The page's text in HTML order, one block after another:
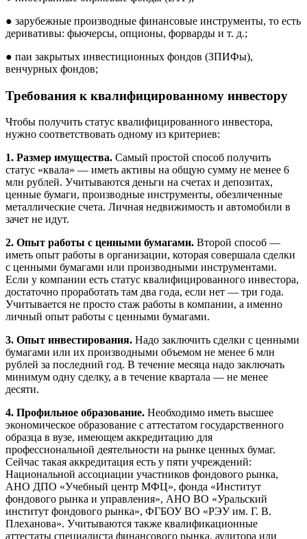
● зарубежные производные финансовые инструменты, то есть
деривативы: фьючерсы, опционы, форварды и т. д.;
● паи закрытых инвестиционных фондов (ЗПИФы),
венчурных фондов;
Требования к квалифицированному инвестору
Чтобы получить статус квалифицированного инвестора,
нужно соответствовать одному из критериев:
1. Размер имущества. Самый простой способ получить
статус «квала» — иметь активы на общую сумму не менее 6
млн рублей. Учитываются деньги на счетах и депозитах,
ценные бумаги, производные инструменты, обезличенные
металлические счета. Личная недвижимость и автомобили в
зачет не идут.
2. Опыт работы с ценными бумагами. Второй способ —
иметь опыт работы в организации, которая совершала сделки
с ценными бумагами или производными инструментами.
Если у компании есть статус квалифицированного инвестора,
достаточно проработать там два года, если нет — три года.
Учитывается не просто стаж работы в компании, а именно
личный опыт работы с ценными бумагами.
3. Опыт инвестирования. Надо заключить сделки с ценными
бумагами или их производными объемом не менее 6 млн
рублей за последний год. В течение месяца надо заключать
минимум одну сделку, а в течение квартала — не менее
десяти.
4. Профильное образование. Необходимо иметь высшее
экономическое образование с аттестатом государственного
образца в вузе, имеющем аккредитацию для
профессиональной деятельности на рынке ценных бумаг.
Сейчас такая аккредитация есть у пяти учреждений:
Национальной ассоциации участников фондового рынка,
АНО ДПО «Учебный центр МФЦ», фонда «Институт
фондового рынка и управления», АНО ВО «Уральский
институт фондового рынка», ФГБОУ ВО «РЭУ им. Г. В.
Плеханова». Учитываются также квалификационные
аттестаты специалиста финансового рынка, аудитора или